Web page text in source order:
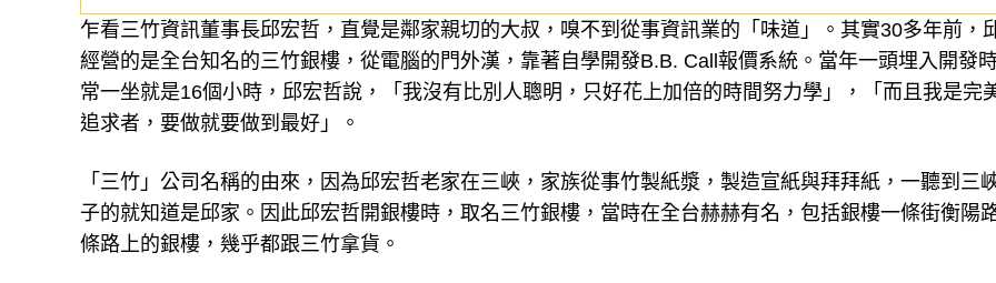
乍看三竹資訊董事長邱宏哲，直覺是鄰家親切的大叔，嗅不到從事資訊業的「味道」。其實30多年前，
經營的是全台知名的三竹銀樓，從電腦的門外漢，靠著自學開發B.B. Call報價系統。當年一頭埋入開發
常一坐就是16個小時，邱宏哲說，「我沒有比別人聰明，只好花上加倍的時間努力學」，「而且我是完
追求者，要做就要做到最好」。
「三竹」公司名稱的由來，因為邱宏哲老家在三峽，家族從事竹製紙漿，製造宣紙與拜拜紙，一聽到三
子的就知道是邱家。因此邱宏哲開銀樓時，取名三竹銀樓，當時在全台赫赫有名，包括銀樓一條街衡陽
條路上的銀樓，幾乎都跟三竹拿貨。